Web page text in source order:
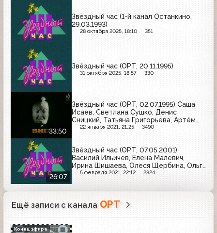
Звёздный час (1-й канал Останкино,
29.03.1993)
28 октября 2025, 18:10 351
Звёздный час (ОРТ, 20.11.1995)
31 октября 2025, 18:57 330
33:50
Звёздный час (ОРТ, 02.07.1995) Саша
Исаев, Светлана Сушко, Денис
Сницкий, Татьяна Григорьева, Артём
Мамедов, Галина Ланина
22 января 2021, 21:25 3490
26:07
Звёздный час (ОРТ, 07.05.2001)
Василий Ильичев, Елена Малевич,
Ирина Шишаева, Олеся Щербина, Ольга
Чикина, Любовь Критская
5 февраля 2021, 22:12 2824
Ещё записи с канала ОРТ
Конец эфира